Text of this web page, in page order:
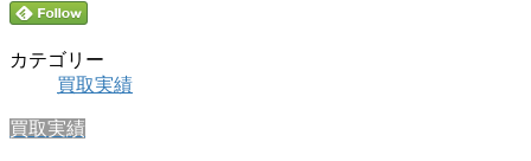
カテゴリー
買取実績
買取実績